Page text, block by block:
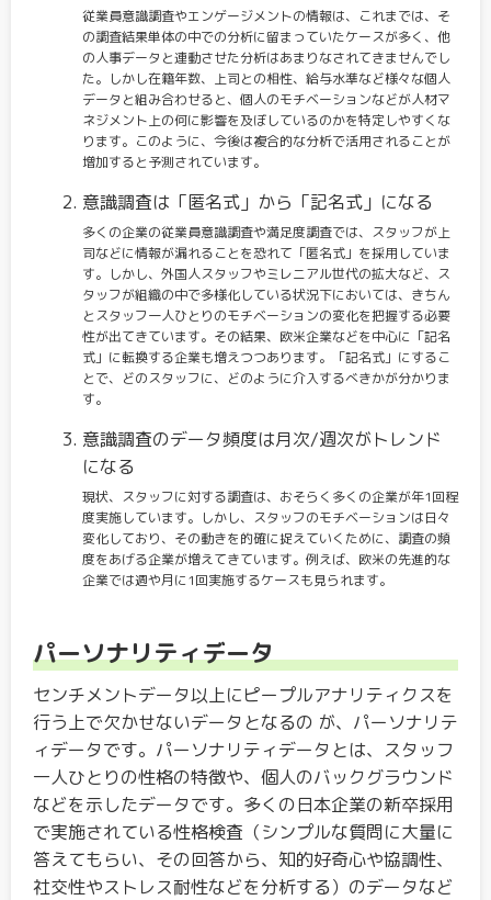
従業員意識調査やエンゲージメントの情報は、これまでは、そ
の調査結果単体の中での分析に留まっていたケースが多く、他
の人事データと連動させた分析はあまりなされてきませんでし
た。しかし在籍年数、上司との相性、給与水準など様々な個人
データと組み合わせると、個人のモチベーションなどが人材マ
ネジメント上の何に影響を及ぼしているのかを特定しやすくな
ります。このように、今後は複合的な分析で活用されることが
増加すると予測されています。
意識調査は「匿名式」から「記名式」になる
多くの企業の従業員意識調査や満足度調査では、スタッフが上
司などに情報が漏れることを恐れて「匿名式」を採用していま
す。しかし、外国人スタッフやミレニアル世代の拡大など、ス
タッフが組織の中で多様化している状況下においては、きちん
とスタッフ一人ひとりのモチベーションの変化を把握する必要
性が出てきています。その結果、欧米企業などを中心に「記名
式」に転換する企業も増えつつあります。「記名式」にするこ
とで、どのスタッフに、どのように介入するべきかが分かりま
す。
意識調査のデータ頻度は月次/週次がトレンド
になる
現状、スタッフに対する調査は、おそらく多くの企業が年1回程
度実施しています。しかし、スタッフのモチベーションは日々
変化しており、その動きを的確に捉えていくために、調査の頻
度をあげる企業が増えてきています。例えば、欧米の先進的な
企業では週や月に1回実施するケースも見られます。
パーソナリティデータ
センチメントデータ以上にピープルアナリティクスを
行う上で欠かせないデータとなるの が、パーソナリテ
ィデータです。パーソナリティデータとは、スタッフ
一人ひとりの性格の特徴や、個人のバックグラウンド
などを示したデータです。多くの日本企業の新卒採用
で実施されている性格検査（シンプルな質問に大量に
答えてもらい、その回答から、知的好奇心や協調性、
社交性やストレス耐性などを分析する）のデータなど